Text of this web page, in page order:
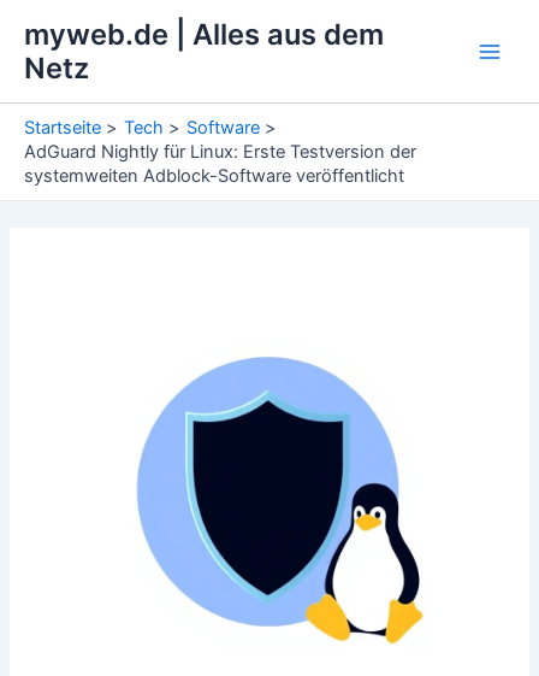
Inhalt
springen
myweb.de | Alles aus dem
Netz
Startseite Tech
Software
AdGuard Nightly für Linux: Erste Testversion der
systemweiten Adblock-Software veröffentlicht